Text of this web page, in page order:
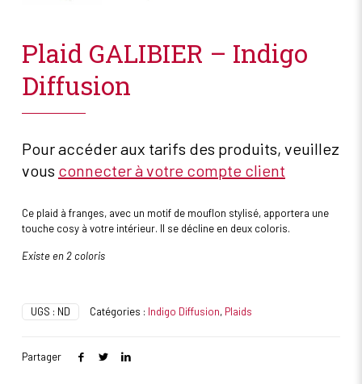
Plaid GALIBIER – Indigo
Diffusion
Pour accéder aux tarifs des produits, veuillez
vous connecter à votre compte client
Ce plaid à franges, avec un motif de mouflon stylisé, apportera une
touche cosy à votre intérieur. Il se décline en deux coloris.
Existe en 2 coloris
UGS : ND Catégories : Indigo Diffusion, Plaids
Partager